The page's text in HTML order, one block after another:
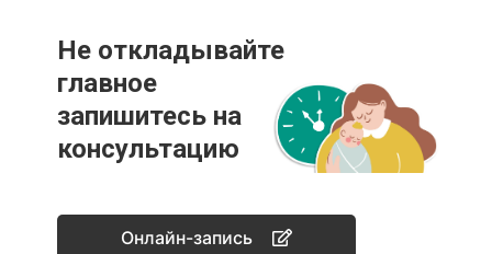
Не откладывайте
главное
запишитесь на
консультацию
Онлайн-запись